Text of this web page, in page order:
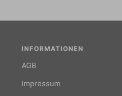
INFORMATIONEN
AGB
Impressum